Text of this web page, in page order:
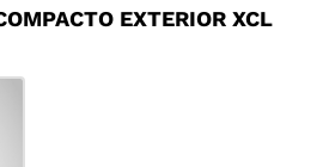
EXTERIOR XCL